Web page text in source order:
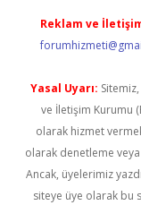
Reklam ve
Yasal Uyarı:
ve İletişim Kurumu
olarak hizmet
olarak denetleme
Ancak, üyelerimiz
siteye üye olarak bu